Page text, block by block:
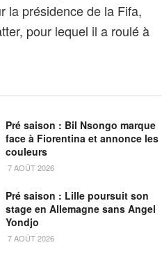
la présidence de la Fifa,
pour lequel il a roulé à
Pré saison : Bil Nsongo marque
face à Fiorentina et annonce les
couleurs
7 AOÛT 2026
Pré saison : Lille poursuit son
stage en Allemagne sans Angel
Yondjo
7 AOÛT 2026